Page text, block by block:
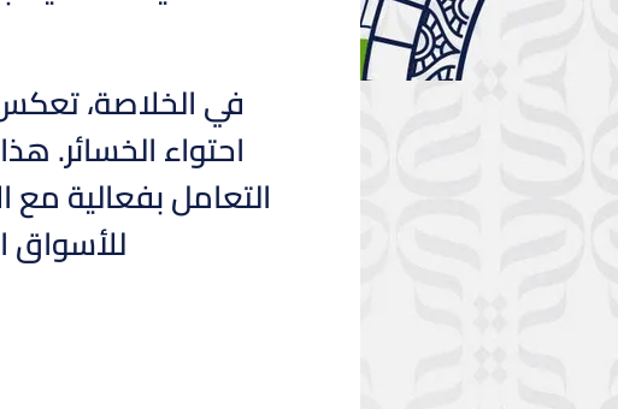
في الخلاصة،
احتواء الخسائر.
التعامل بفعالية مع
للأسواق